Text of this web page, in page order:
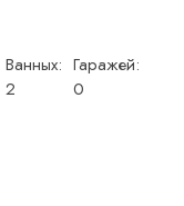
Ванных:
2
Гаражей:
0